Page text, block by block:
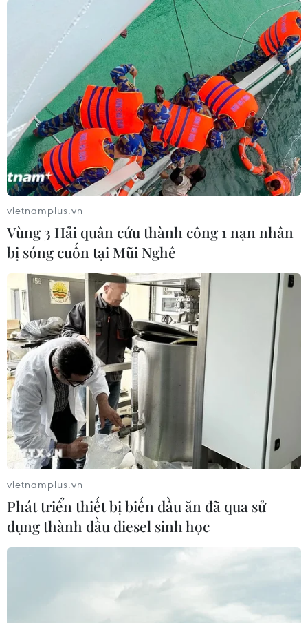
vietnamplus.vn
Vùng 3 Hải quân cứu thành công 1 nạn nhân
bị sóng cuốn tại Mũi Nghê
vietnamplus.vn
Phát triển thiết bị biến dầu ăn đã qua sử
dụng thành dầu diesel sinh học